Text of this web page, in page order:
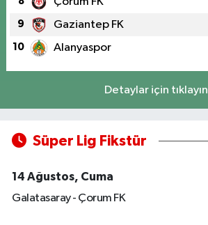
9 Gaziantep FK
10 Alanyaspor
Detaylar için tıklayın
Süper Lig Fikstür
14 Ağustos, Cuma
Galatasaray - Çorum FK